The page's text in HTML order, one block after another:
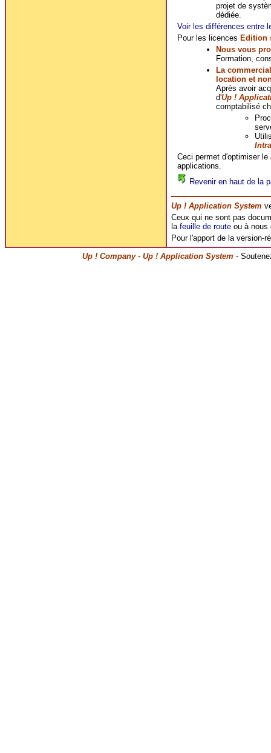
projet de
dédiée.
Voir les différences entre
Pour les licences Edition
Nous vous
Formation,
La
location et
Après avoir
d'Up !
comptabilisé
Ceci permet d'optimiser le
applications.
Revenir en haut de la
Up ! Application System
Ceux qui ne sont pas
la feuille de routeou à nous
Pour l'apport de la version-
Up ! Company- Up ! Application System -